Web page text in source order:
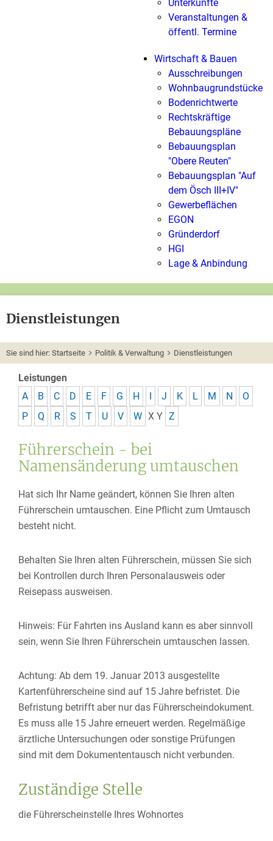
Unterkünfte
Veranstaltungen &
öffentl. Termine
Wirtschaft & Bauen
Ausschreibungen
Wohnbaugrundstücke
Bodenrichtwerte
Rechtskräftige
Bebauungspläne
Bebauungsplan
"Obere Reuten"
Bebauungsplan "Auf
dem Ösch III+IV"
Gewerbeflächen
EGON
Gründerdorf
HGI
Lage & Anbindung
Dienstleistungen
Sie sind hier: Startseite Politik & Verwaltung Dienstleistungen
Leistungen
A
B C D E F G H I J K L M N
O
P
Q R S T U V W X Y Z
Führerschein - bei
Namensänderung umtauschen
Hat sich Ihr Name geändert, können Sie Ihren alten
Führerschein umtauschen. Eine Pflicht zum Umtausch
besteht nicht.
Behalten Sie Ihren alten Führerschein, müssen Sie sich
bei Kontrollen durch Ihren Personalausweis oder
Reisepass ausweisen.
Hinweis: Für Fahrten ins Ausland kann es aber sinnvoll
sein, wenn Sie Ihren Führerschein umtauschen lassen.
Achtung: Ab dem 19. Januar 2013 ausgestellte
Kartenführerscheine sind auf 15 Jahre befristet. Die
Befristung betrifft aber nur das Führerscheindokument.
Es muss alle 15 Jahre erneuert werden. Regelmäßige
ärztliche Untersuchungen oder sonstige Prüfungen
sind mit dem Dokumententausch nicht verbunden.
Zuständige Stelle
die Führerscheinstelle Ihres Wohnortes